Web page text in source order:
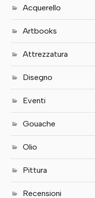
Acquerello
Artbooks
Attrezzatura
Disegno
Eventi
Gouache
Olio
Pittura
Recensioni